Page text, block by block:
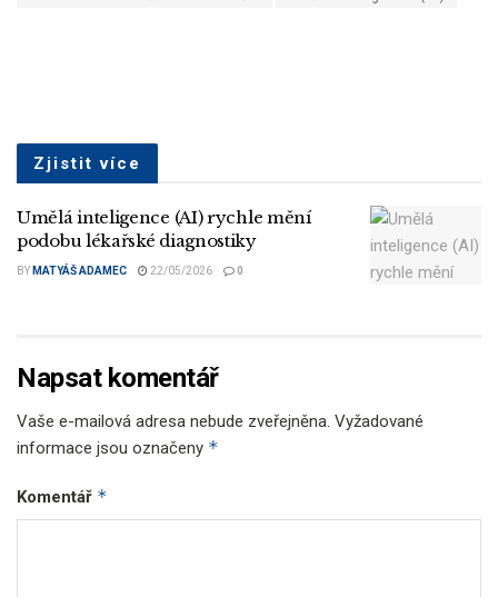
Zjistit více
Umělá inteligence (AI) rychle mění
podobu lékařské diagnostiky
BY MATYÁŠ ADAMEC 22/05/2026 0
Napsat komentář
Vaše e-mailová adresa nebude zveřejněna. Vyžadované
informace jsou označeny *
Komentář *